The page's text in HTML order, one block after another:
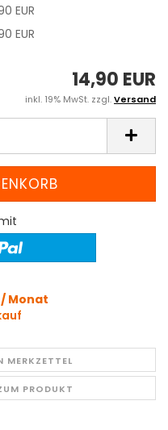
EUR
EUR
14,90 EUR
inkl. 19% MwSt. zzgl.Versand
Monat
MERKZETTEL
PRODUKT